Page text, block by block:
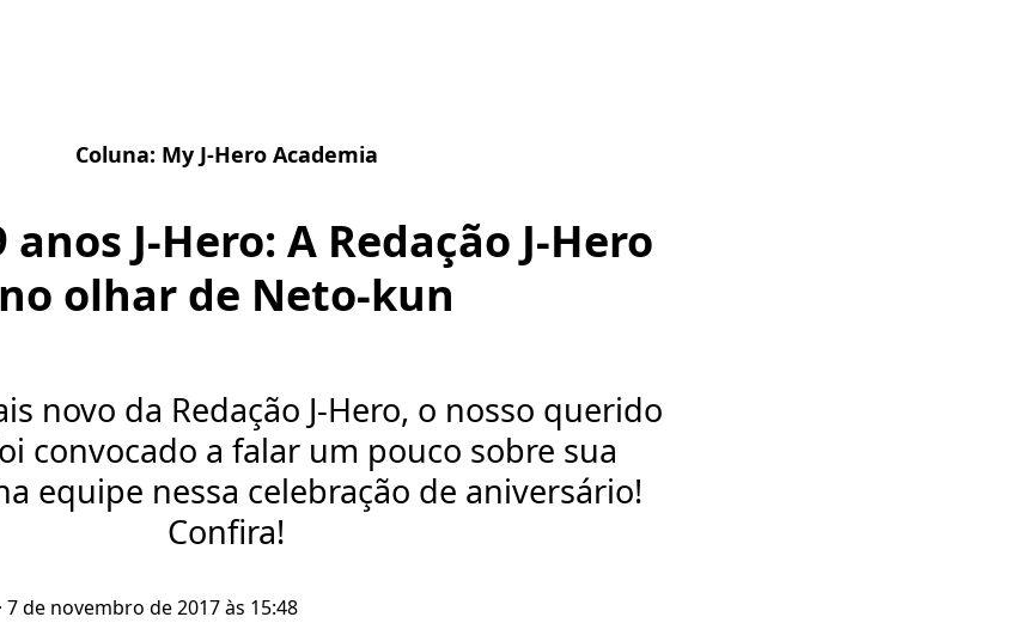
Coluna: My J-Hero Academia
anos J-Hero: A Redação J-Hero
no olhar de Neto-kun
novo da Redação J-Hero, o nosso querido
convocado a falar um pouco sobre sua
equipe nessa celebração de aniversário!
Confira!
· 7 de novembro de 2017 às 15:48